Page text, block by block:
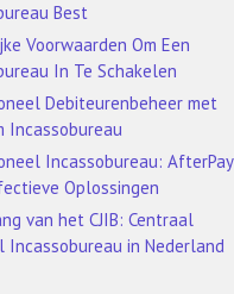
Best
Voorwaarden Om Een
In Te Schakelen
Debiteurenbeheer met
Incassobureau
Incassobureau: AfterPay
Oplossingen
van het CJIB: Centraal
Incassobureau in Nederland